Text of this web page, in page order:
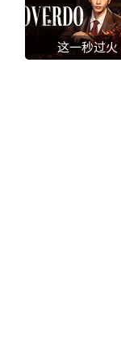
这一秒过火